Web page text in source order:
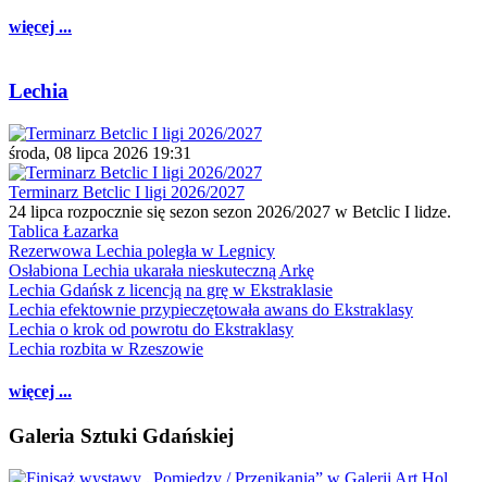
więcej ...
Lechia
środa, 08 lipca 2026 19:31
Terminarz Betclic I ligi 2026/2027
24 lipca rozpocznie się sezon sezon 2026/2027 w Betclic I lidze.
Tablica Łazarka
Rezerwowa Lechia poległa w Legnicy
Osłabiona Lechia ukarała nieskuteczną Arkę
Lechia Gdańsk z licencją na grę w Ekstraklasie
Lechia efektownie przypieczętowała awans do Ekstraklasy
Lechia o krok od powrotu do Ekstraklasy
Lechia rozbita w Rzeszowie
więcej ...
Galeria Sztuki Gdańskiej